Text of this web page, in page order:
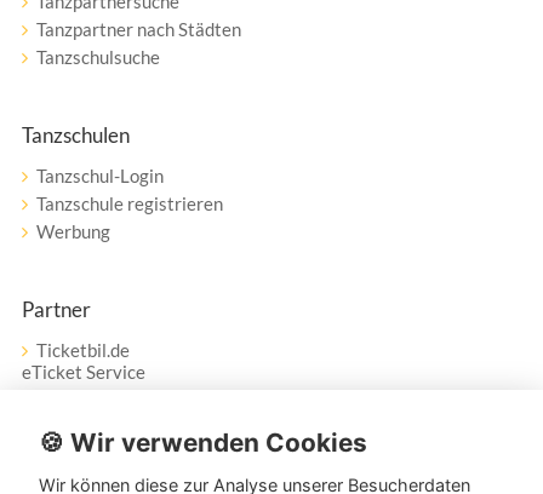
Tanzpartner nach Städten
Tanzschulsuche
Tanzschulen
Tanzschul-Login
Tanzschule registrieren
Werbung
Partner
Ticketbil.de
eTicket Service
Vertrag widerrufen
🍪 Wir verwenden Cookies
Wir können diese zur Analyse unserer Besucherdaten